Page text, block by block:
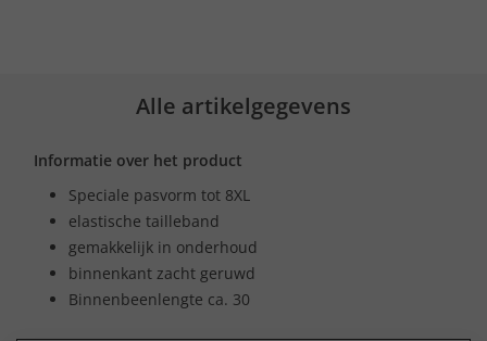
Alle artikelgegevens
Informatie over het product
Speciale pasvorm tot 8XL
elastische tailleband
gemakkelijk in onderhoud
binnenkant zacht geruwd
Binnenbeenlengte ca. 30